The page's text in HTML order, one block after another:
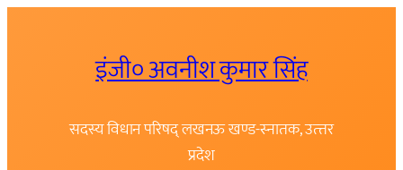
इंजी० अवनीश कुमार सिंह
सदस्य विधान परिषद् लखनऊ खण्ड-स्नातक, उत्त्तर
प्रदेश